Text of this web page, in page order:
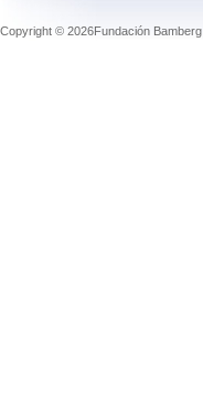
Copyright © 2026Fundación Bamberg